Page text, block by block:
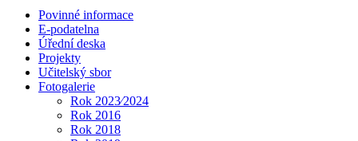
Povinné informace
E-podatelna
Úřední deska
Projekty
Učitelský sbor
Fotogalerie
Rok 2023⁄2024
Rok 2016
Rok 2018